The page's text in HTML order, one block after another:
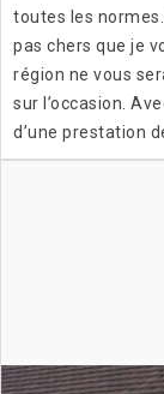
toutes les
pas chers que je
région ne vous
sur l’occasion.
d’une prestation